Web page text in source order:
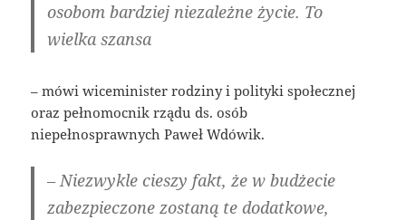
osobom bardziej niezależne życie. To
wielka szansa
– mówi wiceminister rodziny i polityki społecznej
oraz pełnomocnik rządu ds. osób
niepełnosprawnych Paweł Wdówik.
– Niezwykle cieszy fakt, że w budżecie
zabezpieczone zostaną te dodatkowe,